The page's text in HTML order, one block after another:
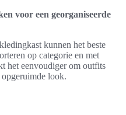
voor een georganiseerde
kunnen het beste
op categorie en met
het eenvoudiger om outfits
opgeruimde look.